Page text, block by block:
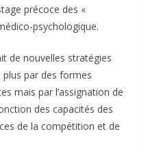
précoce des «
psychologique.
de nouvelles stratégies
par des formes
mais par l’assignation de
des capacités des
de la compétition et de